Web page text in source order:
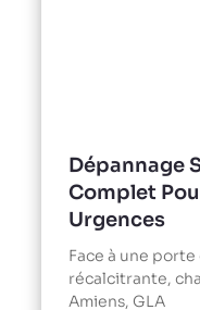
Dépannage
Complet
Urgences
Face à une
récalcitrante,
Amiens, GLA